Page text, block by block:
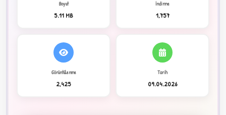
Boyut
5.11 MB
İndirme
1,757
Görüntülenme
2,425
Tarih
09.04.2026